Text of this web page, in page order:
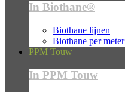
In Biothane®
Biothane lijnen
Biothane per meter
PPM Touw
In PPM Touw